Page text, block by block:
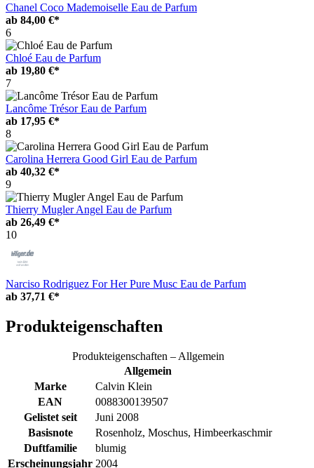
Chanel Coco Mademoiselle Eau de Parfum
ab 84,00 €*
6
Chloé Eau de Parfum
ab 19,80 €*
7
Lancôme Trésor Eau de Parfum
ab 17,95 €*
8
Carolina Herrera Good Girl Eau de Parfum
ab 40,32 €*
9
Thierry Mugler Angel Eau de Parfum
ab 26,49 €*
10
Narciso Rodriguez For Her Pure Musc Eau de Parfum
ab 37,71 €*
Produkteigenschaften
Produkteigenschaften – Allgemein
Allgemein
Marke
Calvin Klein
EAN
0088300139507
Gelistet seit
Juni 2008
Basisnote
Rosenholz, Moschus, Himbeerkaschmir
Duftfamilie
blumig
Erscheinungsjahr 2004